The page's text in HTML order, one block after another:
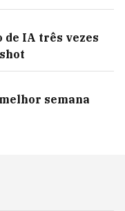
de IA três vezes
semana